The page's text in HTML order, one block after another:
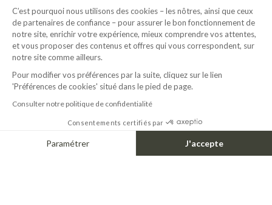
LIFEPROOF
BUILT FOR EVERY TERRAIN, MADE FOR EVERYDAY FREEDOM
A signature born from terrain & elevation.
A single gesture, traced by the ridge of a mountain.
in nature, designed to endure, it embodies a life built to rise above.
C’est pourquoi nous utilisons des cookies – les nôtres, ainsi que ceux
de partenaires de confiance – pour assurer le bon fonctionnement de
notre site, enrichir votre expérience, mieux comprendre vos attentes,
et vous proposer des contenus et offres qui vous correspondent, sur
notre site comme ailleurs.
Pour modifier vos préférences par la suite, cliquez sur le lien
'Préférences de cookies' situé dans le pied de page.
Consulter notre politique de confidentialité
Consentements certifiés par
Paramétrer J'accepte